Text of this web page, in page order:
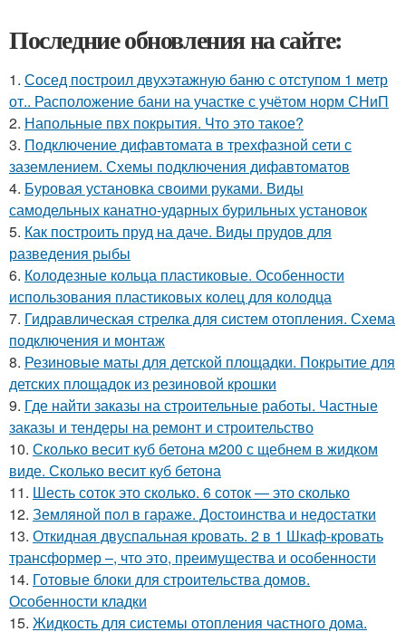
Последние обновления на сайте:
1. Сосед построил двухэтажную баню с отступом 1 метр
от.. Расположение бани на участке с учётом норм СНиП
2. Напольные пвх покрытия. Что это такое?
3. Подключение дифавтомата в трехфазной сети с
заземлением. Схемы подключения дифавтоматов
4. Буровая установка своими руками. Виды
самодельных канатно-ударных бурильных установок
5. Как построить пруд на даче. Виды прудов для
разведения рыбы
6. Колодезные кольца пластиковые. Особенности
использования пластиковых колец для колодца
7. Гидравлическая стрелка для систем отопления. Схема
подключения и монтаж
8. Резиновые маты для детской площадки. Покрытие для
детских площадок из резиновой крошки
9. Где найти заказы на строительные работы. Частные
заказы и тендеры на ремонт и строительство
10. Сколько весит куб бетона м200 с щебнем в жидком
виде. Сколько весит куб бетона
11. Шесть соток это сколько. 6 соток — это сколько
12. Земляной пол в гараже. Достоинства и недостатки
13. Откидная двуспальная кровать. 2 в 1 Шкаф-кровать
трансформер –, что это, преимущества и особенности
14. Готовые блоки для строительства домов.
Особенности кладки
15. Жидкость для системы отопления частного дома.